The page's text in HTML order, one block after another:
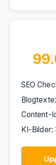
SEO
Content-
KI-Bilder: